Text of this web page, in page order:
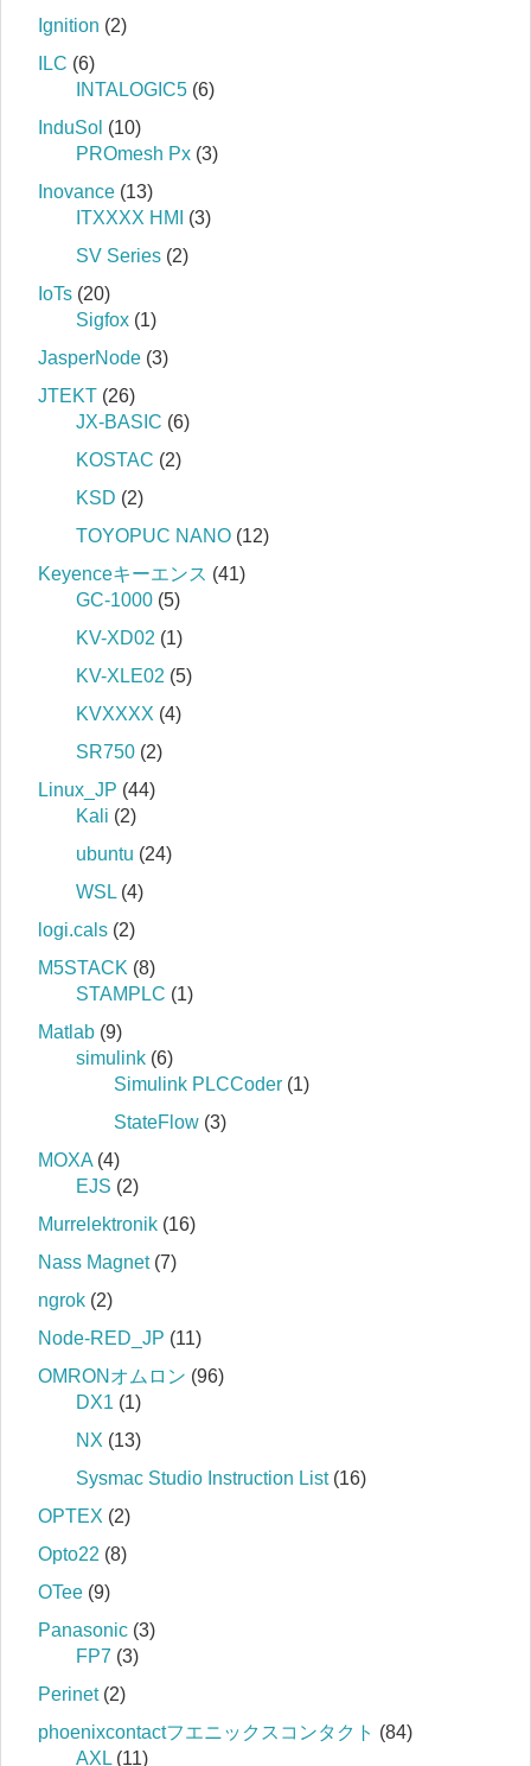
Ignition (2)
ILC (6)
INTALOGIC5 (6)
InduSol (10)
PROmesh Px (3)
Inovance (13)
ITXXXX HMI
(3)
SV Series (2)
IoTs (20)
Sigfox (1)
JasperNode (3)
JTEKT (26)
JX-BASIC (6)
KOSTAC (2)
KSD (2)
TOYOPUC NANO (12)
Keyenceキーエンス (41)
GC-1000 (5)
KV-XD02 (1)
KV-XLE02 (5)
KVXXXX (4)
SR750 (2)
Linux_JP (44)
Kali (2)
ubuntu (24)
WSL(4)
logi.cals (2)
M5STACK (8)
STAMPLC (1)
Matlab (9)
simulink (6)
Simulink PLCCoder (1)
StateFlow (3)
MOXA(4)
EJS (2)
Murrelektronik (16)
Nass Magnet(7)
ngrok (2)
Node-RED_JP (11)
OMRONオムロン (96)
DX1 (1)
NX (13)
Sysmac Studio Instruction List(16)
OPTEX (2)
Opto22 (8)
OTee (9)
Panasonic (3)
FP7 (3)
Perinet(2)
phoenixcontactフエニックスコンタクト (84)
AXL(11)